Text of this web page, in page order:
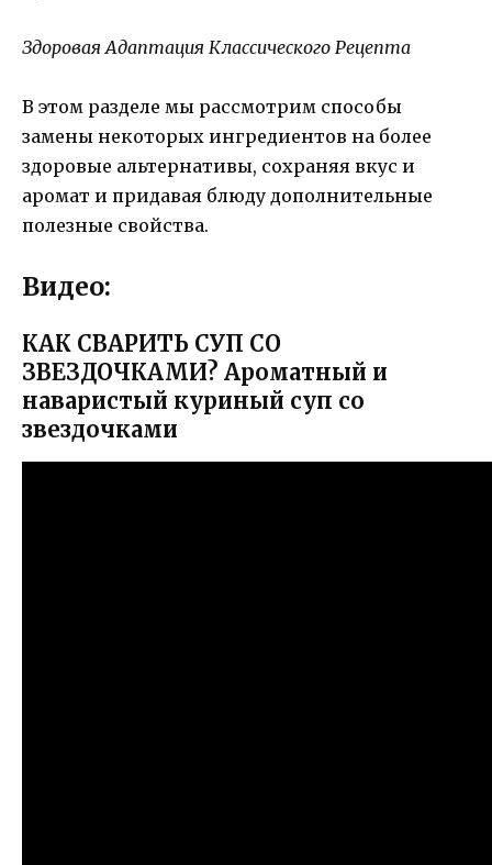
Здоровая Адаптация Классического Рецепта
В этом разделе мы рассмотрим способы
замены некоторых ингредиентов на более
здоровые альтернативы, сохраняя вкус и
аромат и придавая блюду дополнительные
полезные свойства.
Видео:
КАК СВАРИТЬ СУП СО
ЗВЕЗДОЧКАМИ? Ароматный и
наваристый куриный суп со
звездочками